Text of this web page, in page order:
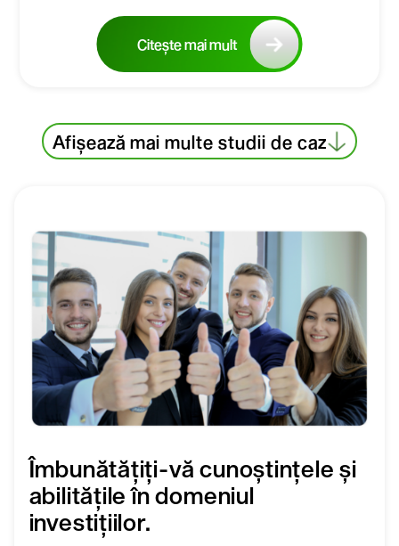
Citește mai mult
Afișează mai multe studii de caz
Îmbunătățiți-vă cunoștințele și
abilitățile în domeniul
investițiilor.